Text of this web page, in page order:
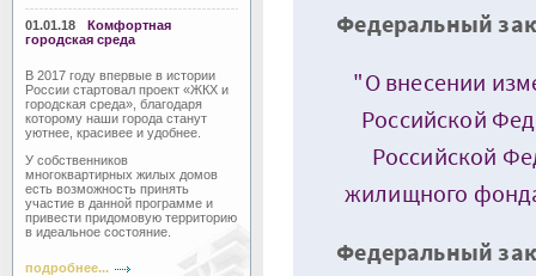
Федеральный
"О внесении
Российской
Российской
жилищного
Федеральный
01.01.18
Комфортная
городская среда
В 2017 году впервые в истории
России стартовал проект «ЖКХ и
городская среда», благодаря
которому наши города станут
уютнее, красивее и удобнее.
У собственников
многоквартирных жилых домов
есть возможность принять
участие в данной программе и
привести придомовую территорию
в идеальное состояние.
подробнее...